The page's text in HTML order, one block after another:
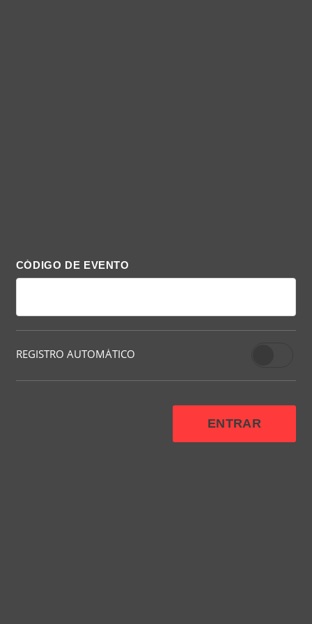
CÓDIGO DE EVENTO
REGISTRO AUTOMÁTICO
ENTRAR